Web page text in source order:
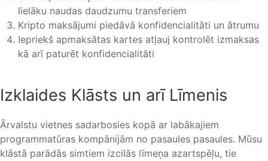
lielāku naudas daudzumu transferiem
Kripto maksājumi piedāvā konfidencialitāti un ātrumu
Iepriekš apmaksātas kartes atļauj kontrolēt izmaksas
kā arī paturēt konfidencialitāti
Izklaides Klāsts un arī Līmenis
Ārvalstu vietnes sadarbosies kopā ar labākajiem
programmatūras kompānijām no pasaules pasaules. Mūsu
klāstā parādās simtiem izcilās līmeņa azartspēļu, tie